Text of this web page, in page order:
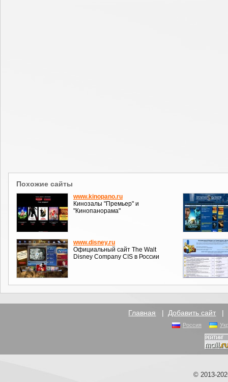
Похожие сайты
www.kinopano.ru
Кинозалы "Премьер" и
"Кинопанорама"
www.disney.ru
Официальный сайт The Walt
Disney Company CIS в России
Главная | Добавить сайт |
Россия
© 2013-